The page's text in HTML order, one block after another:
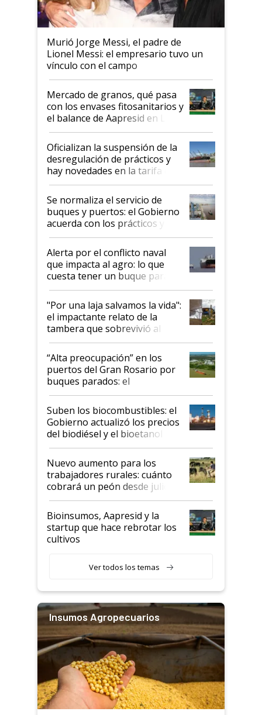
Murió Jorge Messi, el padre de
Lionel Messi: el empresario tuvo un
vínculo con el campo
Mercado de granos, qué pasa
con los envases fitosanitarios y
el balance de Aapresid en La
Posta
Oficializan la suspensión de la
desregulación de prácticos y
hay novedades en la tarifa de
la hidrovía
Se normaliza el servicio de
buques y puertos: el Gobierno
acuerda con los prácticos y
suspende el decreto de
desregulación
Alerta por el conflicto naval
que impacta al agro: lo que
cuesta tener un buque parado
y el peligro de que Argentina
pase a ser "país sucio"
"Por una laja salvamos la vida":
el impactante relato de la
tambera que sobrevivió al
tornado
“Alta preocupación” en los
puertos del Gran Rosario por
buques parados: el
funcionamiento de las
exportadoras en tensión tras
la medida de fuerza de los
prácticos
Suben los biocombustibles: el
Gobierno actualizó los precios
del biodiésel y el bioetanol
Nuevo aumento para los
trabajadores rurales: cuánto
cobrará un peón desde julio
Bioinsumos, Aapresid y la
startup que hace rebrotar los
cultivos
Ver todos los temas
Insumos Agropecuarios